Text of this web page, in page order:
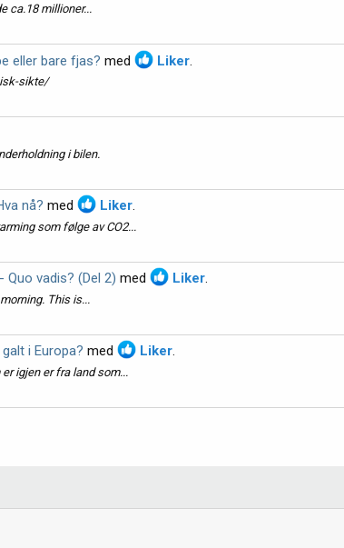
ca.18 millioner...
eller bare fjas? med Liker
sikte/
i bilen.
nå? med Liker.
som følge av CO2...
Quo vadis? (Del 2) med Liker.
This is...
i Europa? med Liker.
igjen er fra land som...